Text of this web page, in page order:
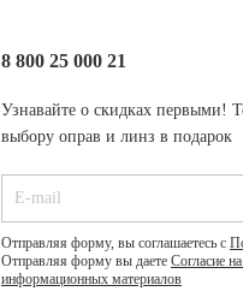
8 800 25 000 21
Узнавайте о скидках первыми!
выбору оправ и линз в подарок
Отправляя форму, вы соглашаетесь с
Отправляя форму вы даете Согласие
информационных материалов